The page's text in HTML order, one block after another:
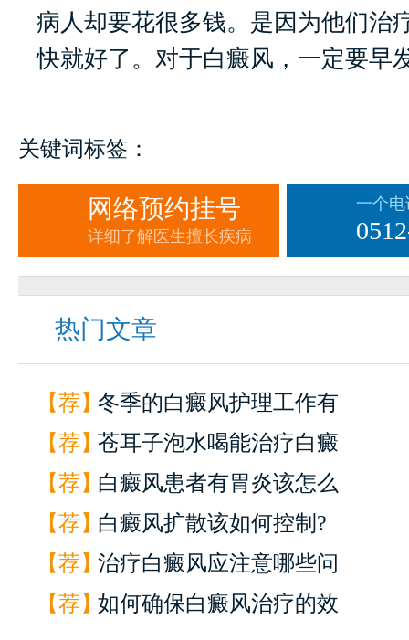
病人却要花很多钱。是因为他们治
快就好了。对于白癜风，一定要早
关键词标签：
网络预约挂号
详细了解医生擅长疾病
一个
热门文章
【荐】冬季的白癜风护理工作有
【荐】苍耳子泡水喝能治疗白癜
【荐】白癜风患者有胃炎该怎么
【荐】白癜风扩散该如何控制?
【荐】治疗白癜风应注意哪些问
【荐】如何确保白癜风治疗的效